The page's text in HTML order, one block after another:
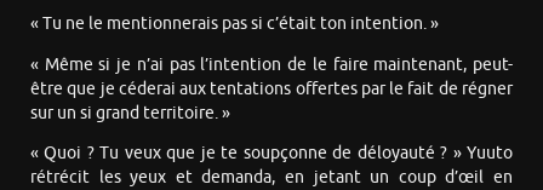
« Tu ne le mentionnerais pas si c’était ton intention. »
« Même si je n’ai pas l’intention de le faire maintenant, peut-
être que je céderai aux tentations offertes par le fait de régner
sur un si grand territoire. »
« Quoi ? Tu veux que je te soupçonne de déloyauté ? » Yuuto
rétrécit les yeux et demanda, en jetant un coup d’œil en